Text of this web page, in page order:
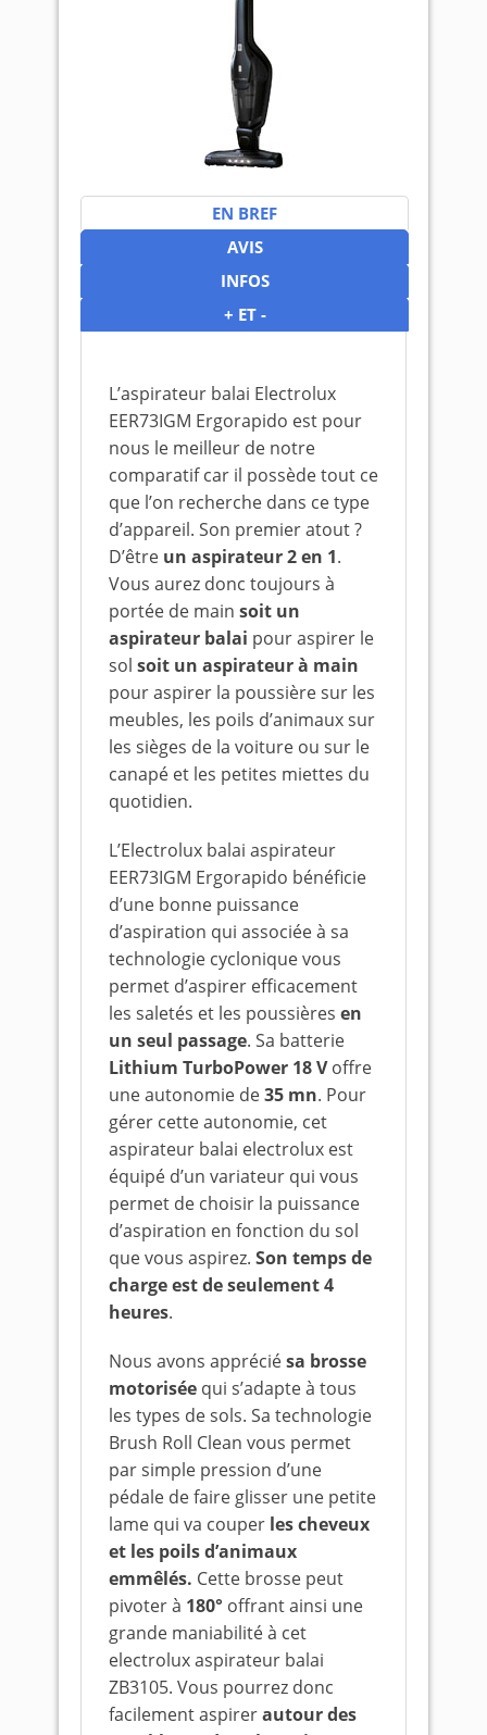
EN BREF
AVIS
INFOS
+ ET -
L’aspirateur balai Electrolux
EER73IGM Ergorapido est pour
nous le meilleur de notre
comparatif car il possède tout ce
que l’on recherche dans ce type
d’appareil. Son premier atout ?
D’être un aspirateur 2 en 1.
Vous aurez donc toujours à
portée de main soit un
aspirateur balai pour aspirer le
sol soit un aspirateur à main
pour aspirer la poussière sur les
meubles, les poils d’animaux sur
les sièges de la voiture ou sur le
canapé et les petites miettes du
quotidien.
L’Electrolux balai aspirateur
EER73IGM Ergorapido bénéficie
d’une bonne puissance
d’aspiration qui associée à sa
technologie cyclonique vous
permet d’aspirer efficacement
les saletés et les poussières en
un seul passage. Sa batterie
Lithium TurboPower 18 Voffre
une autonomie de35 mn. Pour
gérer cette autonomie, cet
aspirateur balai electrolux est
équipé d’un variateur qui vous
permet de choisir la puissance
d’aspiration en fonction du sol
que vous aspirez. Son temps de
charge est de seulement 4
heures.
Nous avons appréciésa brosse
motorisée qui s’adapte à tous
les types de sols. Sa technologie
Brush Roll Clean vous permet
par simple pression d’une
pédale de faire glisser une petite
lame qui va couper les cheveux
et les poils d’animaux
emmêlés. Cette brosse peut
pivoter à 180° offrant ainsi une
grande maniabilité à cet
electrolux aspirateur balai
ZB3105. Vous pourrez donc
facilement aspirerautour des